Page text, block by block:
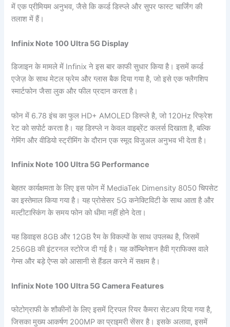
में एक प्रीमियम अनुभव, जैसे कि कर्व्ड डिस्प्ले और सुपर फास्ट चार्जिंग की
तलाश में हैं।
Infinix Note 100 Ultra 5G Display
डिजाइन के मामले में Infinix ने इस बार काफी सुधार किया है। इसमें कर्व्ड
एजेज़ के साथ मेटल फ्रेम और ग्लास बैक दिया गया है, जो इसे एक फ्लैगशिप
स्मार्टफोन जैसा लुक और फील प्रदान करता है।
फोन में 6.78 इंच का फुल HD+ AMOLED डिस्प्ले है, जो 120Hz रिफ्रेश
रेट को सपोर्ट करता है। यह डिस्प्ले न केवल वाइब्रेंट कलर्स दिखाता है, बल्कि
गेमिंग और वीडियो स्ट्रीमिंग के दौरान एक स्मूद विजुअल अनुभव भी देता है।
Infinix Note 100 Ultra 5G Performance
बेहतर कार्यक्षमता के लिए इस फोन में MediaTek Dimensity 8050 चिपसेट
का इस्तेमाल किया गया है। यह प्रोसेसर 5G कनेक्टिविटी के साथ आता है और
मल्टीटास्किंग के समय फोन को धीमा नहीं होने देता।
यह डिवाइस 8GB और 12GB रैम के विकल्पों के साथ उपलब्ध है, जिसमें
256GB की इंटरनल स्टोरेज दी गई है। यह कॉम्बिनेशन हैवी ग्राफिक्स वाले
गेम्स और बड़े ऐप्स को आसानी से हैंडल करने में सक्षम है।
Infinix Note 100 Ultra 5G Camera Features
फोटोग्राफी के शौकीनों के लिए इसमें ट्रिपल रियर कैमरा सेटअप दिया गया है,
जिसका मुख्य आकर्षण 200MP का प्राइमरी सेंसर है। इसके अलावा, इसमें